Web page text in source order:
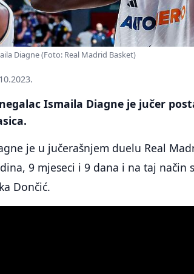
Diagne (Foto: Real Madrid Basket)
Ismaila Diagne je jučer
je u jučerašnjem duelu Real
9 mjeseci i 9 dana i na taj način
Dončić.